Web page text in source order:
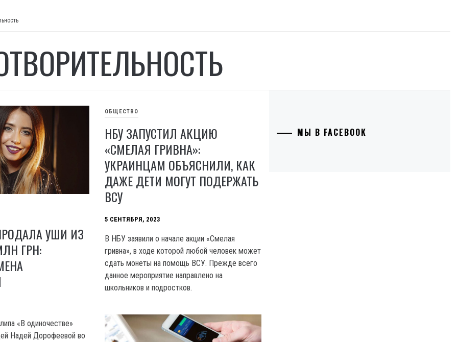
УШИ ИЗ
ГРН:
«В одиночестве»
Надей Дорофеевой во
ОБЩЕСТВО
НБУ ЗАПУСТИЛ АКЦИЮ
«СМЕЛАЯ ГРИВНА»:
УКРАИНЦАМ ОБЪЯСНИЛИ, КАК
ДАЖЕ ДЕТИ МОГУТ ПОДЕРЖАТЬ
ВСУ
5 СЕНТЯБРЯ, 2023
В НБУ заявили о начале акции «Смелая
гривна», в ходе которой любой человек может
сдать монеты на помощь ВСУ. Прежде всего
данное мероприятие направлено на
школьников и подростков.
МЫ В FACEBOOK